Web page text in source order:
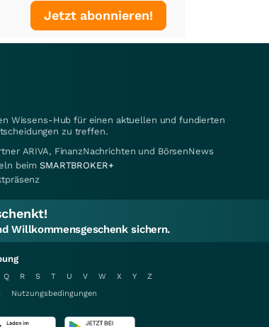
Jetzt abonnieren!
Wissens-Hub für einen aktuellen und fundierten
zu treffen.
ARIVA, FinanzNachrichten und BörsenNews
beimSMARTBROKER+
Willkommensgeschenk sichern.
Q R S T U V W X Y
Z
Nutzungsbedingungen